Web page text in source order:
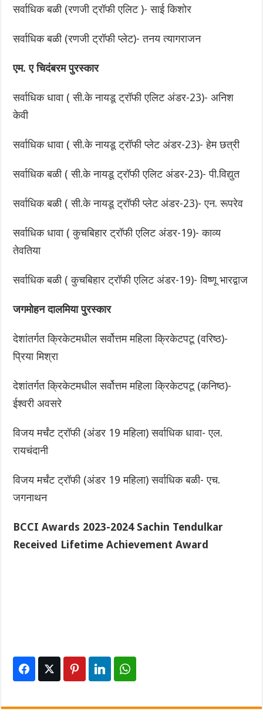
सर्वाधिक बळी (रणजी ट्रॉफी एलिट )- साई किशोर
सर्वाधिक बळी (रणजी ट्रॉफी प्लेट)- तनय त्यागराजन
एम. ए चिदंबरम पुरस्कार
सर्वाधिक धावा ( सी.के नायडू ट्रॉफी एलिट अंडर-23)- अनिश
केवी
सर्वाधिक धावा ( सी.के नायडू ट्रॉफी प्लेट अंडर-23)- हेम छत्री
सर्वाधिक बळी ( सी.के नायडू ट्रॉफी एलिट अंडर-23)- पी.विद्युत
सर्वाधिक बळी ( सी.के नायडू ट्रॉफी प्लेट अंडर-23)- एन. रूपरेव
सर्वाधिक धावा ( कुचबिहार ट्रॉफी एलिट अंडर-19)- काव्य
तेवतिया
सर्वाधिक बळी ( कुचबिहार ट्रॉफी एलिट अंडर-19)- विष्णू भारद्वाज
जगमोहन दालमिया पुरस्कार
देशांतर्गत क्रिकेटमधील सर्वोत्तम महिला क्रिकेटपटू (वरिष्ठ)-
प्रिया मिश्रा
देशांतर्गत क्रिकेटमधील सर्वोत्तम महिला क्रिकेटपटू (कनिष्ठ)-
ईश्वरी अवसरे
विजय मर्चंट ट्रॉफी (अंडर 19 महिला) सर्वाधिक धावा- एल.
रायचंदानी
विजय मर्चंट ट्रॉफी (अंडर 19 महिला) सर्वाधिक बळी- एच.
जगनाथन
BCCI Awards 2023-2024 Sachin Tendulkar
Received Lifetime Achievement Award